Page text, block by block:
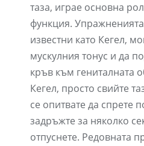
таза, играе основна
функция.
известни като Кегел,
мускулния тонус и да
кръв към гениталната
Кегел, просто свийте
се опитвате да спрете
задръжте за няколко
отпуснете. Редовната